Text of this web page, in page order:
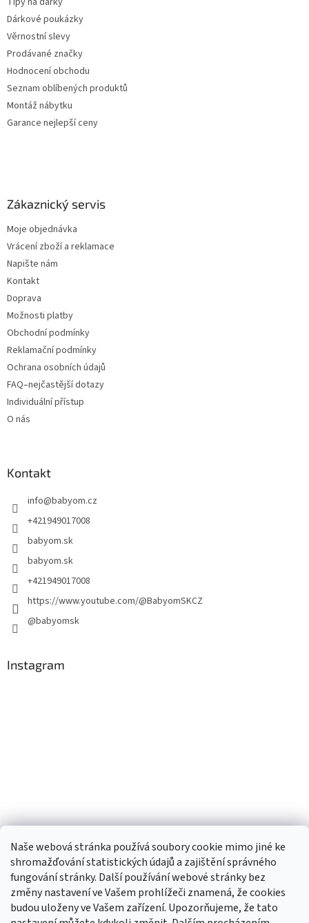
Naše webová stránka používá soubory cookie mimo jiné ke
shromažďování statistických údajů a zajištění správného
fungování stránky. Další používání webové stránky bez
změny nastavení ve Vašem prohlížeči znamená, že cookies
budou uloženy ve Vašem zařízení. Upozorňujeme, že tato
Dárkové poukázky
Věrnostní slevy
Prodávané značky
Hodnocení obchodu
Seznam oblíbených produktů
Montáž nábytku
Garance nejlepší ceny
Zákaznický servis
Moje objednávka
Vrácení zboží a reklamace
Napište nám
Kontakt
Doprava
Možnosti platby
Obchodní podmínky
Reklamační podmínky
Ochrana osobních údajů
FAQ–nejčastější dotazy
Individuální přístup
O nás
Kontakt
info@babyom.cz
+421949017008
babyom.sk
babyom.sk
+421949017008
https://www.youtube.com/@BabyomSKCZ
@babyomsk
Instagram
TIk Tok Instagram Facebook